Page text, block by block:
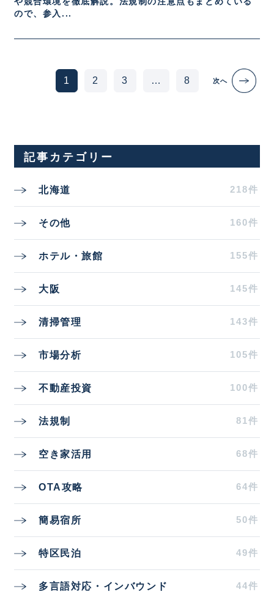
ので、参入...
Posts navigation
1 2 3 … 8 次へ
記事カテゴリー
北海道 218件
その他 160件
ホテル・旅館 155件
大阪 145件
清掃管理 143件
市場分析 105件
不動産投資 100件
法規制 81件
空き家活用 68件
OTA攻略 64件
簡易宿所 50件
特区民泊 49件
多言語対応・インバウンド 44件